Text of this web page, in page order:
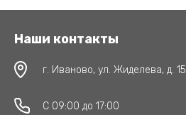
Наши контакты
г. Иваново, ул. Жиделева, д. 15
C 09:00 до 17:00